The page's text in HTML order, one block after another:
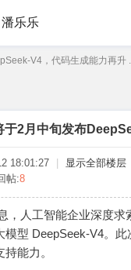
潘乐乐
V4，代码生成能力再升
于2月中旬发布
18:01:27
显示全部楼层
帖:8
人工智能企业深度求
型 DeepSeek-V4。
能力。